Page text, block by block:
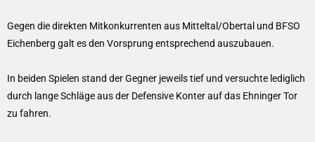
Gegen die direkten Mitkonkurrenten aus Mitteltal/Obertal und BFSO
Eichenberg galt es den Vorsprung entsprechend auszubauen.
In beiden Spielen stand der Gegner jeweils tief und versuchte lediglich
durch lange Schläge aus der Defensive Konter auf das Ehninger Tor
zu fahren.